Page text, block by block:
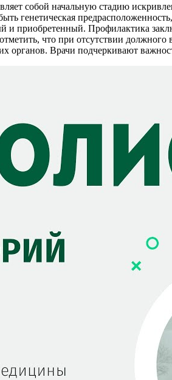
собой начальную стадию
генетическая
и приобретенный. Профилактика
что при отсутствии
органов. Врачи подчеркивают